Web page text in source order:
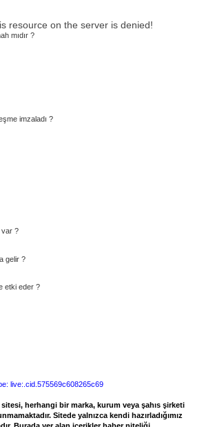
mıdır ?
imzaladı ?
var ?
gelir ?
etki eder ?
live:.cid.575569c608265c69
herhangi bir marka, kurum veya şahıs şirketi
Sitede yalnızca kendi hazırladığımız
Burada yer alan içerikler haber niteliği
resource on the server is denied!